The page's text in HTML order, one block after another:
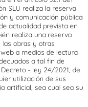
SLU realiza la reserva
y comunicación pública
actualidad prevista en
realiza una reserva
las obras y otras
a medios de lectura
a tal fin de
- ley 24/2021, de
utilización de sus
artificial, sea cual sea su